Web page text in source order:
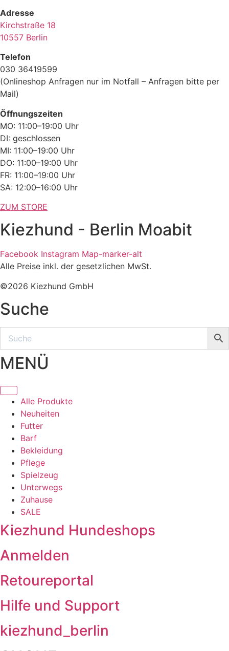
Adresse
Kirchstraße 18
10557 Berlin
Telefon
030 36419599
(Onlineshop Anfragen nur im Notfall – Anfragen bitte per
Mail)
Öffnungszeiten
MO: 11:00–19:00 Uhr
DI: geschlossen
MI: 11:00–19:00 Uhr
DO: 11:00–19:00 Uhr
FR: 11:00–19:00 Uhr
SA: 12:00–16:00 Uhr
ZUM STORE
Kiezhund - Berlin Moabit
Facebook Instagram Map-marker-alt
Alle Preise inkl. der gesetzlichen MwSt.
©2026 Kiezhund GmbH
Suche
MENÜ
Alle Produkte
Neuheiten
Futter
Barf
Bekleidung
Pflege
Spielzeug
Unterwegs
Zuhause
SALE
Kiezhund Hundeshops
Anmelden
Retoureportal
Hilfe und Support
kiezhund_berlin